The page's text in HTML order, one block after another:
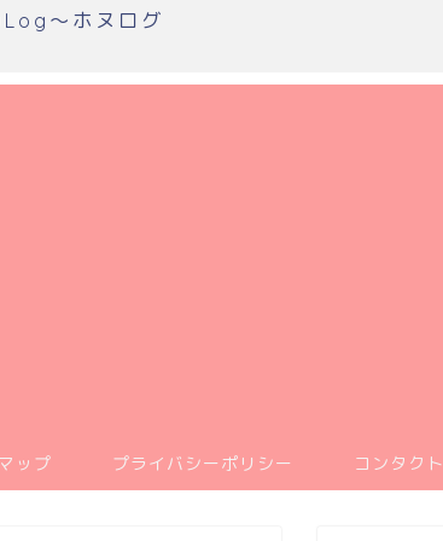
～ホヌログ
ップ プライバシーポリシー コンタクト